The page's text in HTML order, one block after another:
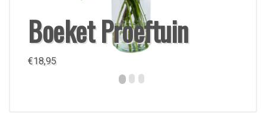
Boeket Proeftuin
€18,95